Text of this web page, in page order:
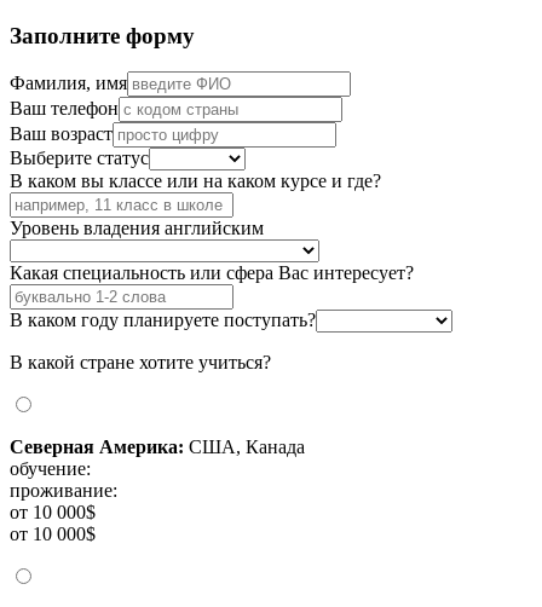
Заполните форму
Фамилия, имя
Ваш телефон
Ваш возраст
Выберите статус
В каком вы классе или на каком курсе и где?
Уровень владения английским
Какая специальность или сфера Вас интересует?
В каком году планируете поступать?
В какой стране хотите учиться?
Северная Америка: США, Канада
обучение:
проживание:
от 10 000$
от 10 000$